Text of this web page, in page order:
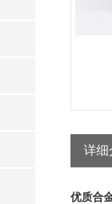
详细
优质合